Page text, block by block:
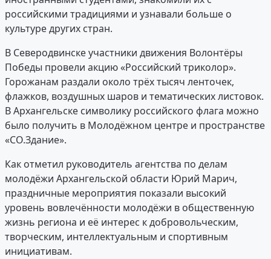
российскими традициями и узнавали больше о
культуре других стран.
В Северодвинске участники движения Волонтёры
Победы провели акцию «Российский триколор».
Горожанам раздали около трёх тысяч ленточек,
флажков, воздушных шаров и тематических листовок.
В Архангельске символику российского флага можно
было получить в Молодёжном центре и пространстве
«СО.Здание».
Как отметил руководитель агентства по делам
молодёжи Архангельской области Юрий Марич,
праздничные мероприятия показали высокий
уровень вовлечённости молодёжи в общественную
жизнь региона и её интерес к добровольческим,
творческим, интеллектуальным и спортивным
инициативам.